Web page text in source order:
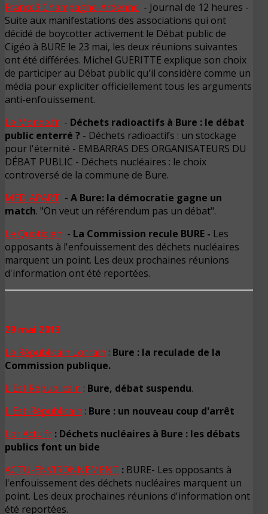
France3 Champagne-Ardenne - Journal de 12 heures -
Suite aux manifestations des associations qui ont
décidé de boycotter activement le Débat public de
Cigéo à BURE le 23 mai, les deux réunions suivantes
ont été différées. Michel GUERITTE explique son choix
de participer au Débat public qu'il considère comme un
média pour expliciter officiellement tous les arguments
anti-enfouissement.
Le Monde.fr - Déchets radioactifs à Bure : le débat
public enterré ? - Déchets radioactifs : un stockage
pour l'éternité - EMBARRAS DES ORGANISATEURS DU
DÉBAT PUBLIC - Déchets nucléaires : le choix
controversé de la commune de Bure.
MEDIAPART - A Bure: la démocratie gagne un
match. "On veut un référendum pas un débat".
Le Quotidien - La Commission recule BURE - Les
opposants à l'enfouissement des déchets nucléaires
marquent un point. Les deux prochaines réunions
d'information ont été reportées.
29 mai 2013
Le Républicain Lorrain : Bure : la reculade de la
Commission publique.
L'Est Républicain : Bure, débat suspendu.
L'Est-Républicain : Bure : un nouveau coup d'arrêt
Lor'Actu.fr : Déchets nucléaires à Bure : les débats
publics font un bide
ACTU-ENVIRONNEMENT : BURE- Les opposants à
l'enfouissement des déchets nucléaires marquent un
point. Les deux prochaines réunions d'information ont
été reportées.